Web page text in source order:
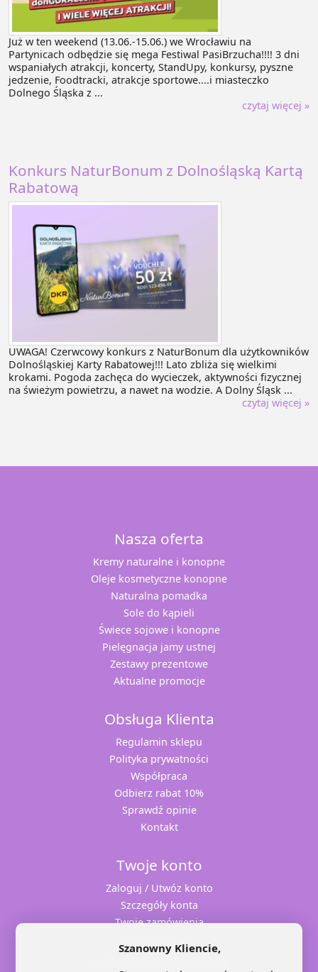
Już w ten weekend (13.06.-15.06.) we Wrocławiu na
Partynicach odbędzie się mega Festiwal PasiBrzucha!!!! 3 dni
wspaniałych atrakcji, koncerty, StandUpy, konkursy, pyszne
jedzenie, Foodtracki, atrakcje sportowe....i miasteczko
Dolnego Śląska z ...
czytaj więcej »
Konkurs NaturBonum z Dolnośląską Kartą
Rabatową
UWAGA! Czerwcowy konkurs z NaturBonum dla użytkowników
Dolnośląskiej Karty Rabatowej!!! Lato zbliża się wielkimi
krokami. Pogoda zachęca do wycieczek, aktywności fizycznej
na świeżym powietrzu, a nawet na wodzie. A Dolny Śląsk ...
czytaj więcej »
Nasza oferta
Kremy naturalne i konopne
Oleje kosmetyczne konopne
Naturalna pomadka
Sole do kąpieli
Świece sojowe i konopne
Pielęgnacja jamy ustnej
Zestawy prezentowe
Aktualne promocje
Obsługa Klienta
Regulamin sklepu
Polityka prywatności
Współpraca
Odbierz rabat 10%
Sprawdź opinie
Kontakt
Twoje konto
Zaloguj / Utwóz konto
Szczegóły konta
Twoje zamówienia
Szanowny Kliencie,